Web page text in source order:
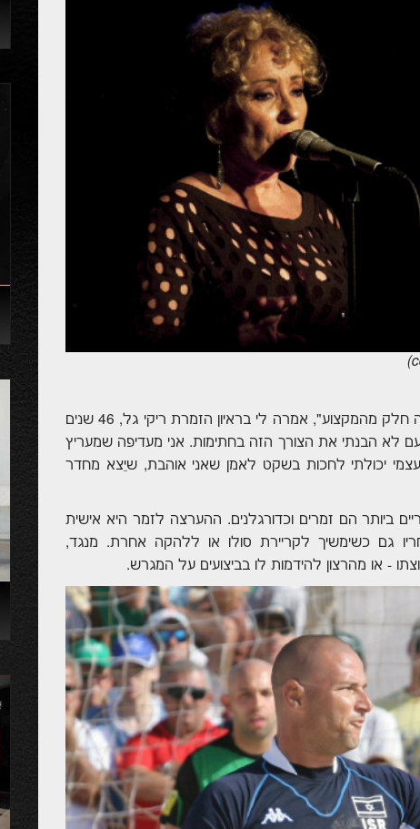
)
"יש לי אמפתיה לתופעת ההערצה ואני רואה בה חלק מהמקצוע", אמרה לי בראיון הזמרת ריקי גל, 46 שנים
הבנתי את הצורך הזה בחתימות. אני מעדיפה שמעריץ
יכולתי לחכות בשקט לאמן שאני אוהבת, שיֵצא מחדר
ביותר הם זמרים וכדורגלנים. ההערצה לזמר היא אישית
גם כשימשיך לקריירת סולו או ללהקה אחרת. מנגד,
- או מהרצון להידמות לו בביצועים על המגרש.